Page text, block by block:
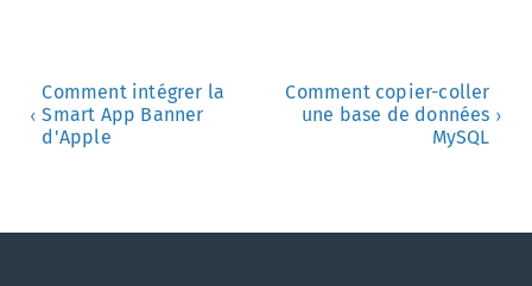
‹
Comment intégrer la
Smart App Banner
d'Apple
Comment copier-coller
une base de données
MySQL
›